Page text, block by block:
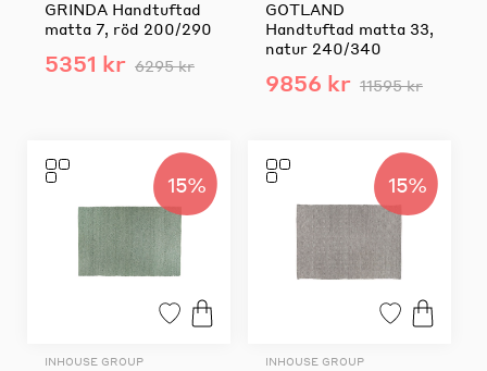
GRINDA Handtuftad
matta 7, röd 200/290
5351 kr 6295 kr
GOTLAND
Handtuftad matta 33,
natur 240/340
9856 kr 11595 kr
15%
INHOUSE GROUP
15%
INHOUSE GROUP